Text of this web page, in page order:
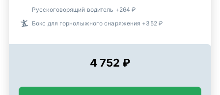
Русскоговорящий водитель +264 ₽
Бокс для горнолыжного снаряжения +352 ₽
4 752 ₽